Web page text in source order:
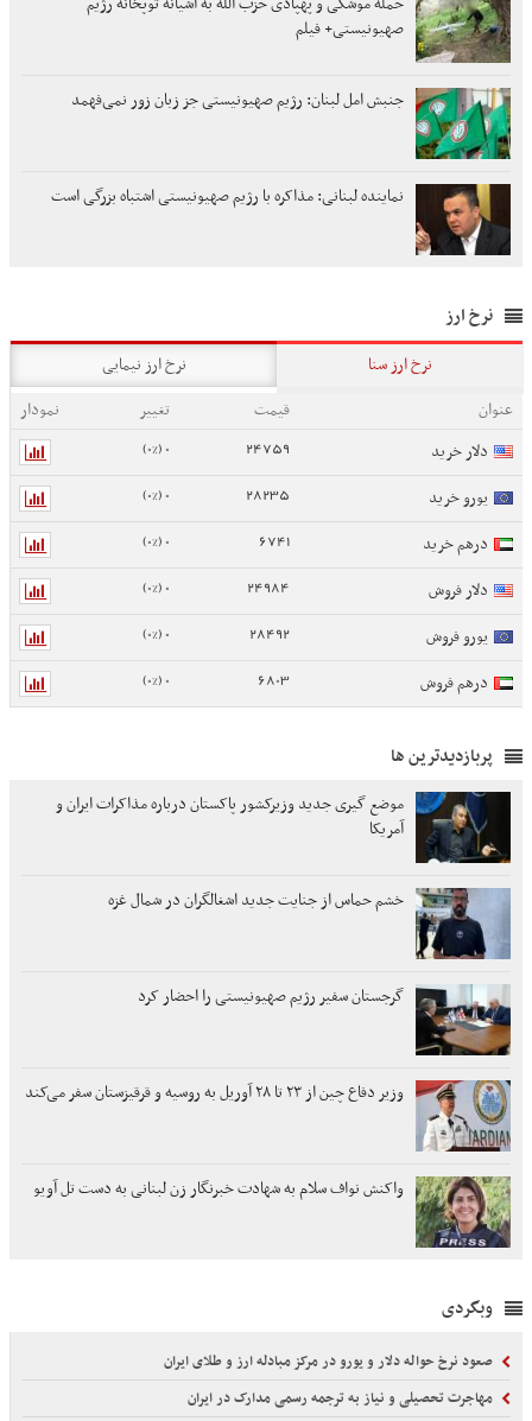
صهیونیستی+ فیلم
جنبش امل لبنان: رژیم صهیونیستی جز زبان زور نمی‌فهمد
نماینده لبنانی: مذاکره با رژیم صهیونیستی اشتباه بزرگی است
نرخ ارز
نرخ ارز سنا
نرخ ارز نیمایی
عنوان
قیمت تغییر
نمودار
دلار خرید
24759
0 (0%)
یورو خرید 28235
0 (0%)
درهم خرید 6741
0 (0%)
دلار فروش 24984
0 (0%)
یورو فروش 28492
0 (0%)
درهم فروش 6803
0 (0%)
پربازدیدترین ها
موضع گیری جدید وزیرکشور پاکستان درباره مذاکرات ایران و
آمریکا
خشم حماس از جنایت جدید اشغالگران در شمال غزه
گرجستان سفیر رژیم صهیونیستی را احضار کرد
وزیر دفاع چین از ۲۳ تا ۲۸ آوریل به روسیه و قرقیزستان سفر می‌کند
واکنش نواف سلام به شهادت خبرنگار زن لبنانی به دست تل آویو
وبگردی
صعود نرخ حواله دلار و یورو در مرکز مبادله ارز و طلای ایران
مهاجرت تحصیلی و نیاز به ترجمه رسمی مدارک در ایران